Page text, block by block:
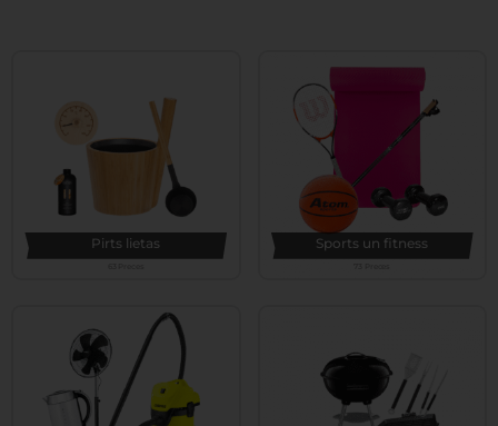
Pirts lietas Sports un fitness